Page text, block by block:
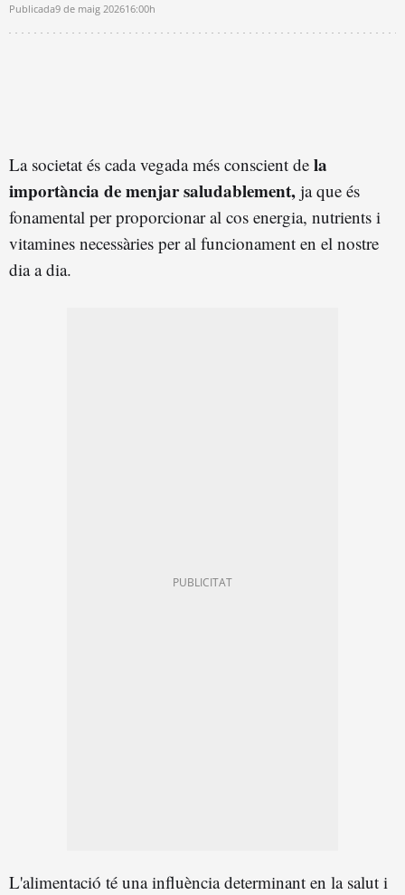
Publicada9 de maig 202616:00h
La societat és cada vegada més conscient de la
importància de menjar saludablement, ja que és
fonamental per proporcionar al cos energia, nutrients i
vitamines necessàries per al funcionament en el nostre
dia a dia.
L'alimentació té una influència determinant en la salut i